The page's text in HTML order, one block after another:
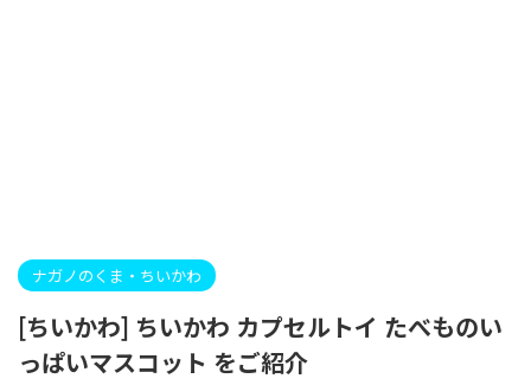
ナガノのくま・ちいかわ
[ちいかわ] ちいかわ カプセルトイ たべものい
っぱいマスコット をご紹介